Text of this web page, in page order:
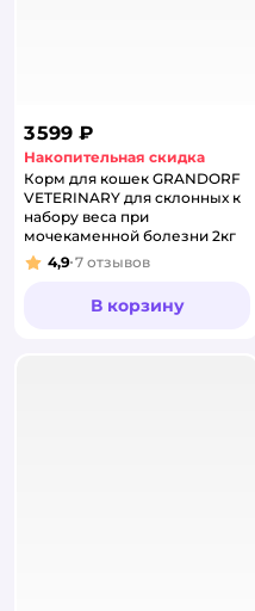
3 599 ₽
Накопительная скидка
Корм для кошек GRANDORF
VETERINARY для склонных к
набору веса при
мочекаменной болезни 2кг
Рейтинг:
4,9 7 отзывов
В корзину